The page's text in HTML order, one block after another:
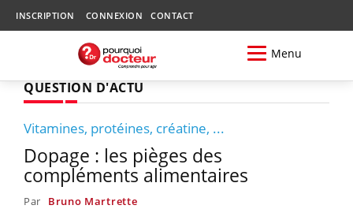
INSCRIPTION CONNEXION CONTACT
Menu
QUESTION D'ACTU
Vitamines, protéines, créatine, ...
Dopage : les pièges des
compléments alimentaires
Par Bruno Martrette